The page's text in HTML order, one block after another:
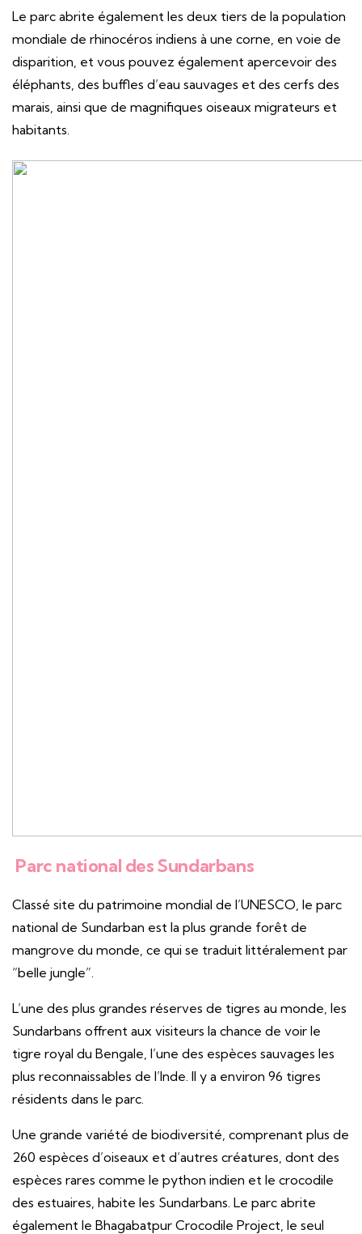
Le parc abrite également les deux tiers de la population
mondiale de rhinocéros indiens à une corne, en voie de
disparition, et vous pouvez également apercevoir des
éléphants, des buffles d’eau sauvages et des cerfs des
marais, ainsi que de magnifiques oiseaux migrateurs et
habitants.
Parc national des Sundarbans
Classé site du patrimoine mondial de l’UNESCO, le parc
national de Sundarban est la plus grande forêt de
mangrove du monde, ce qui se traduit littéralement par
“belle jungle”.
L’une des plus grandes réserves de tigres au monde, les
Sundarbans offrent aux visiteurs la chance de voir le
tigre royal du Bengale, l’une des espèces sauvages les
plus reconnaissables de l’Inde. Il y a environ 96 tigres
résidents dans le parc.
Une grande variété de biodiversité, comprenant plus de
260 espèces d’oiseaux et d’autres créatures, dont des
espèces rares comme le python indien et le crocodile
des estuaires, habite les Sundarbans. Le parc abrite
également le Bhagabatpur Crocodile Project, le seul